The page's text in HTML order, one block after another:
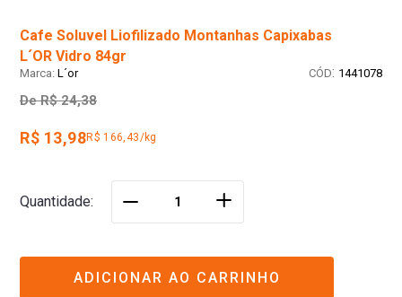
Cafe Soluvel Liofilizado Montanhas Capixabas
L´OR Vidro 84gr
L´or : 1441078
De R$ 24,38
R$ 13,98R$ 166,43/kg
Quantidade ＋
ADICIONAR AO CARRINHO